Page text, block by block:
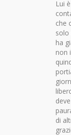
Lui
che
solo
ha
non
di